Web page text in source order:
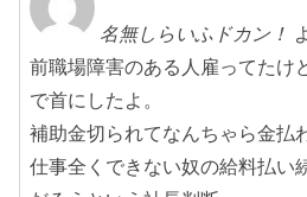
名無しらいふドカン！
前職場障害のある人雇ってたけ
で首にしたよ。
補助金切られてなんちゃら金払
仕事全くできない奴の給料払い